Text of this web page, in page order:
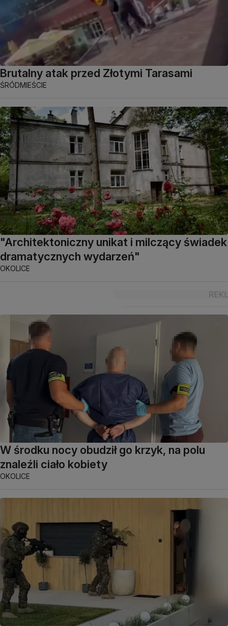
Brutalny atak przed Złotymi Tarasami
ŚRÓDMIEŚCIE
"Architektoniczny unikat i milczący świadek
dramatycznych wydarzeń"
OKOLICE
W środku nocy obudził go krzyk, na polu
znaleźli ciało kobiety
OKOLICE